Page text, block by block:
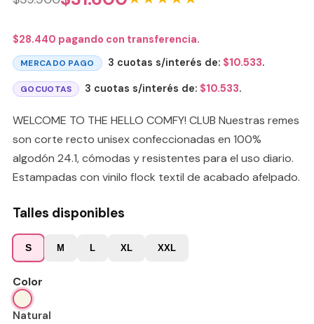
$28.440 pagando con transferencia.
MERCADO PAGO 3 cuotas s/interés de: $10.533.
GOCUOTAS 3 cuotas s/interés de: $10.533.
WELCOME TO THE HELLO COMFY! CLUB Nuestras remes
son corte recto unisex confeccionadas en 100%
algodón 24.1, cómodas y resistentes para el uso diario.
Estampadas con vinilo flock textil de acabado afelpado.
Talles disponibles
S M L XL XXL
Color
Natural